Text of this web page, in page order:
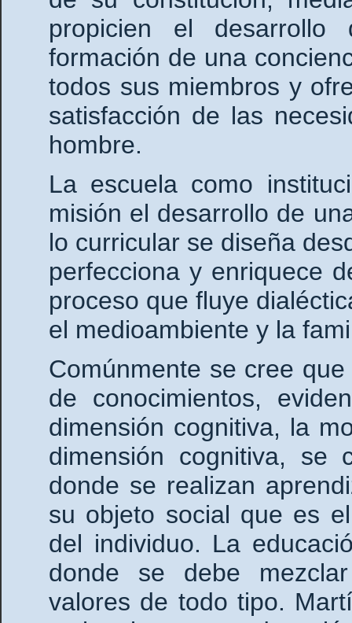
propicien el
formación de una
todos sus miembros y
satisfacción de las
hombre.
La escuela como
misión el desarrollo de
lo curricular se diseña
perfecciona y enriquece
proceso que fluye
el medioambiente y la
Comúnmente se cree
de conocimientos,
dimensión cognitiva, la
dimensión cognitiva, se
donde se realizan
su objeto social que es
del individuo. La
donde se debe
valores de todo tipo.